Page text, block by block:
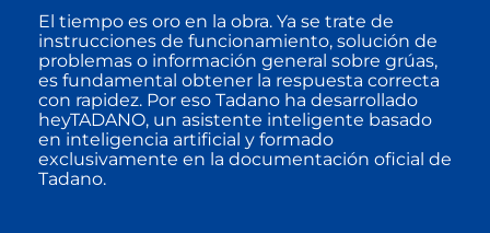
El tiempo es oro en la obra. Ya se trate de
instrucciones de funcionamiento, solución de
problemas o información general sobre grúas,
es fundamental obtener la respuesta correcta
con rapidez. Por eso Tadano ha desarrollado
heyTADANO, un asistente inteligente basado
en inteligencia artificial y formado
exclusivamente en la documentación oficial de
Tadano.